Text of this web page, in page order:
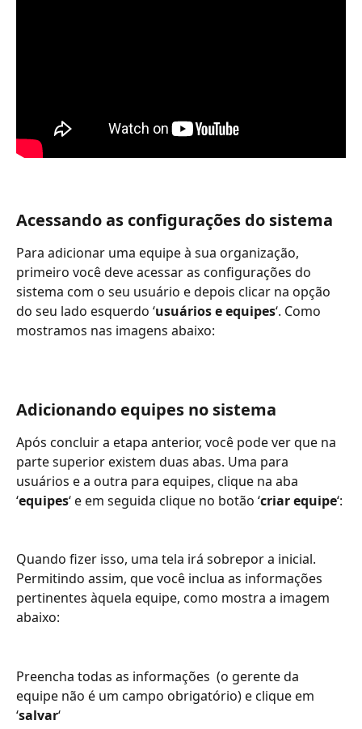
Acessando as configurações do sistema
Para adicionar uma equipe à sua organização,
primeiro você deve acessar as configurações do
sistema com o seu usuário e depois clicar na opção
do seu lado esquerdo ‘usuários e equipes‘. Como
mostramos nas imagens abaixo:
Adicionando equipes no sistema
Após concluir a etapa anterior, você pode ver que na
parte superior existem duas abas. Uma para
usuários e a outra para equipes, clique na aba
‘equipes‘ e em seguida clique no botão ‘criar equipe‘:
Quando fizer isso, uma tela irá sobrepor a inicial.
Permitindo assim, que você inclua as informações
pertinentes àquela equipe, como mostra a imagem
abaixo:
Preencha todas as informações  (o gerente da
equipe não é um campo obrigatório) e clique em
‘salvar‘